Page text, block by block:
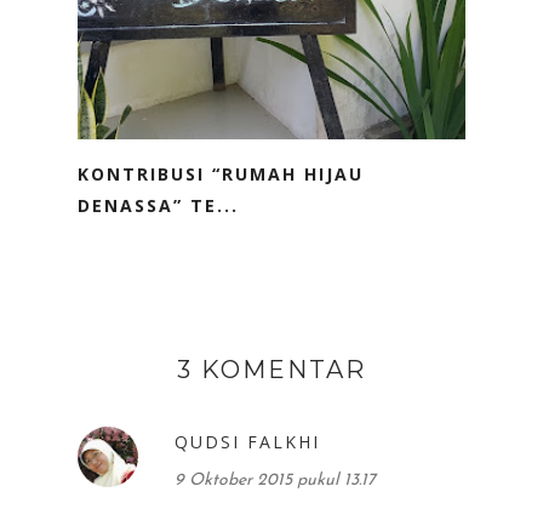
KONTRIBUSI “RUMAH HIJAU
DENASSA” TE...
3 KOMENTAR
QUDSI FALKHI
9 Oktober 2015 pukul 13.17